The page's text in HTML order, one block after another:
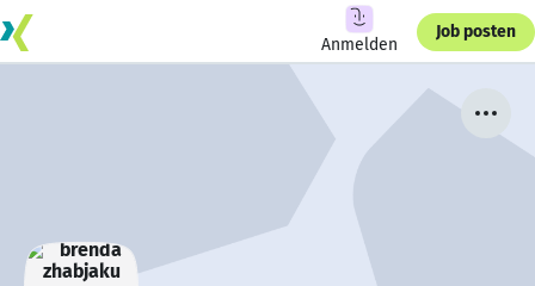
Anmelden
Job posten